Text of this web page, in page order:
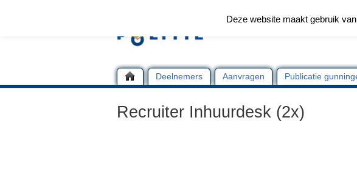
Deelnemers Aanvragen Publicatie
Recruiter Inhuurdesk (2x)
Deze website maakt gebruik